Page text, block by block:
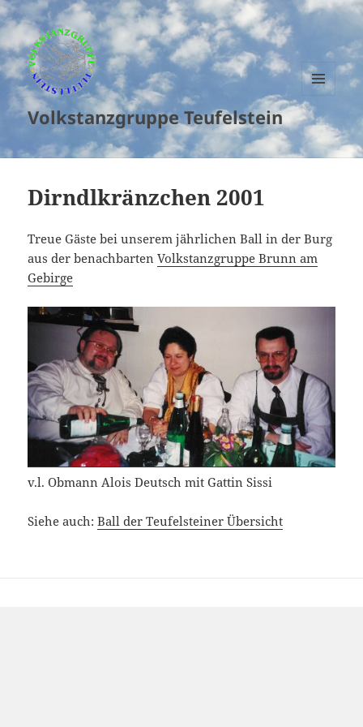
Volkstanzgruppe Teufelstein
MENU
AND
WIDGETS
Dirndlkränzchen 2001
Treue Gäste bei unserem jährlichen Ball in der Burg
aus der benachbartenVolkstanzgruppeBrunn am
Gebirge
v.l. Obmann Alois Deutsch mit Gattin Sissi
Siehe auch:Ball der Teufelsteiner Übersicht